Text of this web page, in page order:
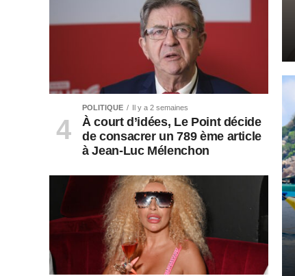
POLITIQUE Il y a 2 semaines
À court d’idées, Le Point décide
de consacrer un 789 ème article
à Jean-Luc Mélenchon